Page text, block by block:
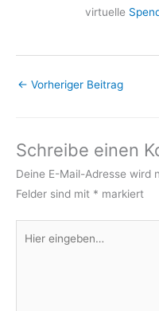
virtuelle
← Vorheriger Beitrag
Schreibe einen
Deine E-Mail-Adresse wird
Felder sind mit * markiert
eingeben…